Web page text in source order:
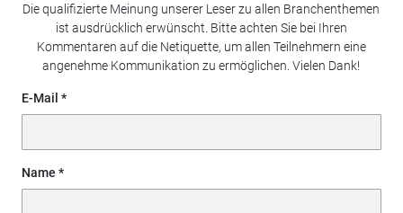
Die qualifizierte Meinung unserer Leser zu allen Branchenthemen
ist ausdrücklich erwünscht. Bitte achten Sie bei Ihren
Kommentaren auf die Netiquette, um allen Teilnehmern eine
angenehme Kommunikation zu ermöglichen. Vielen Dank!
E-Mail
Name